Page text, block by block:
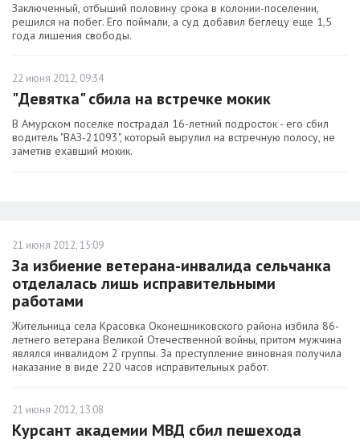
Заключенный, отбыший половину срока в колонии-поселении,
решился на побег. Его поймали, а суд добавил беглецу еще 1,5
года лишения свободы.
22 июня 2012, 09:34
"Девятка" сбила на встречке мокик
В Амурском поселке пострадал 16-летний подросток - его сбил
водитель "ВАЗ-21093", который вырулил на встречную полосу, не
заметив ехавший мокик.
21 июня 2012, 15:09
За избиение ветерана-инвалида сельчанка
отделалась лишь исправительными
работами
Жительница села Красовка Оконешниковского района избила 86-
летнего ветерана Великой Отечественной войны, притом мужчина
являлся инвалидом 2 группы. За преступление виновная получила
наказание в виде 220 часов исправительных работ.
21 июня 2012, 13:08
Курсант академии МВД сбил пешехода